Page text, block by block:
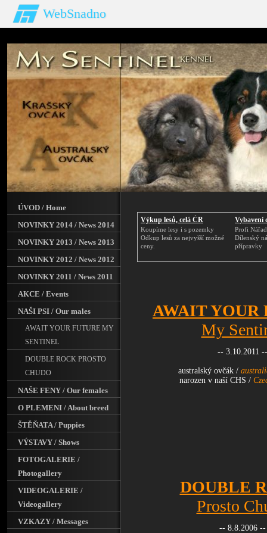
WebSnadno
Výkup lesů, celá ČR
Koupíme lesy i s pozemky
Odkup lesů za nejvyšší možné
ceny.
Vybavení
Profi
Dílenský
přípravky
AWAIT YOUR
My
-- 3.10.2011 --
australský ovčák /
narozen v naší CHS /
DOUBLE
Prosto
-- 8.8.2006 --
ÚVOD / Home
NOVINKY 2014 / News 2014
NOVINKY 2013 / News 2013
NOVINKY 2012 / News 2012
NOVINKY 2011 / News 2011
AKCE / Events
NAŠI PSI / Our males
AWAIT YOUR FUTURE MY
SENTINEL
DOUBLE ROCK PROSTO
CHUDO
NAŠE FENY / Our females
O PLEMENI / About breed
ŠTĚŇATA / Puppies
VÝSTAVY / Shows
FOTOGALERIE /
Photogallery
VIDEOGALERIE /
Videogallery
VZKAZY / Messages